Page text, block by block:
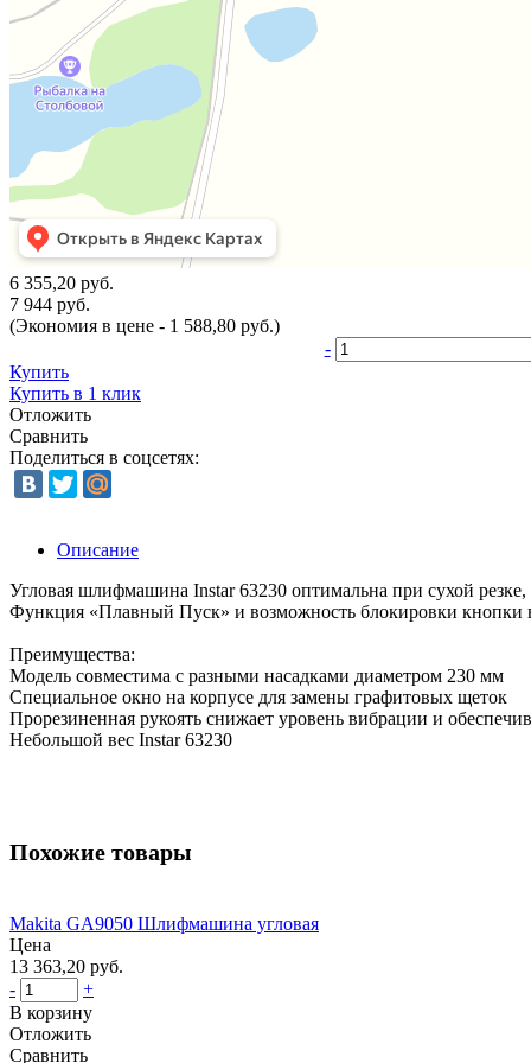
6 355,20 руб.
7 944 руб.
(Экономия в цене - 1 588,80 руб.)
-
Купить
Купить в 1 клик
Отложить
Сравнить
Поделиться в соцсетях:
Описание
Угловая шлифмашина Instar 63230 оптимальна при сухой
Функция «Плавный Пуск» и возможность блокировки кнопки
Преимущества:
Модель совместима с разными насадками диаметром 230 мм
Специальное окно на корпусе для замены графитовых щеток
Прорезиненная рукоять снижает уровень вибрации и
Небольшой вес Instar 63230
Похожие товары
Makita GA9050 Шлифмашина угловая
Цена
13 363,20 руб.
-
+
В корзину
Отложить
Сравнить